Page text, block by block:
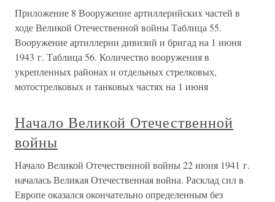
Приложение 8 Вооружение артиллерийских частей в
ходе Великой Отечественной войны Таблица 55.
Вооружение артиллерии дивизий и бригад на 1 июня
1943 г. Таблица 56. Количество вооружения в
укрепленных районах и отдельных стрелковых,
мотострелковых и танковых частях на 1 июня
Начало Великой Отечественной
войны
Начало Великой Отечественной войны 22 июня 1941 г.
началась Великая Отечественная война. Расклад сил в
Европе оказался окончательно определенным без